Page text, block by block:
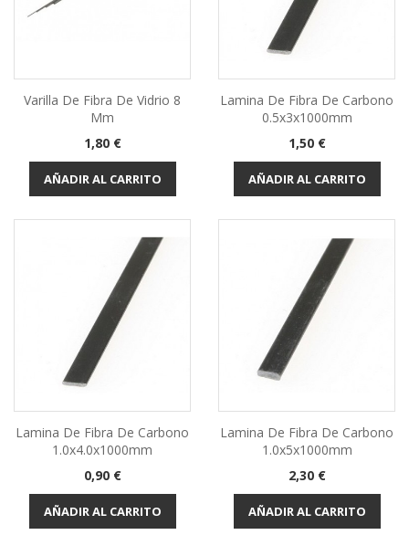
Varilla De Fibra De Vidrio 8
Mm
Precio
1,80 €
AÑADIR AL CARRITO
Lamina De Fibra De Carbono
0.5x3x1000mm
Precio
1,50 €
AÑADIR AL CARRITO
Lamina De Fibra De Carbono
1.0x4.0x1000mm
Precio
0,90 €
AÑADIR AL CARRITO
Lamina De Fibra De Carbono
1.0x5x1000mm
Precio
2,30 €
AÑADIR AL CARRITO